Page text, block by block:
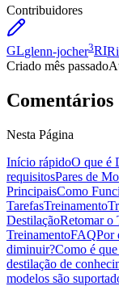
Contribuidores
GLglenn-jocher3RI
Criado mês passado
Comentários
Nesta Página
Início rápidoO que é
requisitosPares de
PrincipaisComo
TarefasTreinamento
DestilaçãoRetomar o
TreinamentoFAQPor
diminuir?Como é
destilação de
modelos são